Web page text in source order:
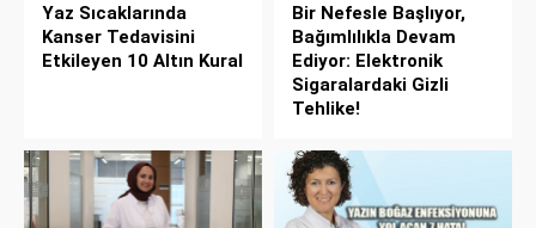
Yaz Sıcaklarında
Kanser Tedavisini
Etkileyen 10 Altın Kural
Bir Nefesle Başlıyor,
Bağımlılıkla Devam
Ediyor: Elektronik
Sigaralardaki Gizli
Tehlike!